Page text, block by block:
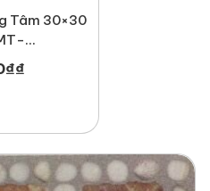
Tâm 30×30
₫₫